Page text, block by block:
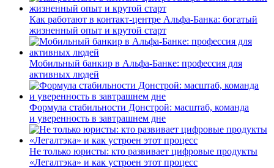
Как работают в контакт-центре Альфа-Банка: богатый
жизненный опыт и крутой старт
Мобильный банкир в Альфа-Банке: профессия для
активных людей
Формула стабильности Донстрой: масштаб, команда
и уверенность в завтрашнем дне
Не только юристы: кто развивает цифровые продукты
«Легалтэка» и как устроен этот процесс